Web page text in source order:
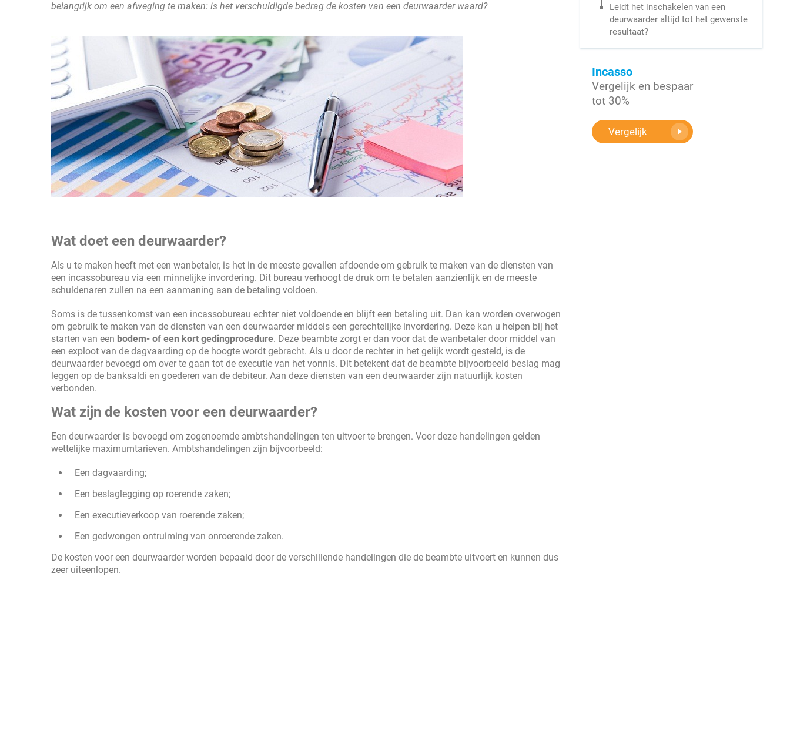
belangrijk om een afweging te maken: is het verschuldigde bedrag de kosten van een deurwaarder waard?
Wat doet een deurwaarder?
Als u te maken heeft met een wanbetaler, is het in de meeste gevallen afdoende om gebruik te maken van de diensten van
een incassobureau via een minnelijke invordering. Dit bureau verhoogt de druk om te betalen aanzienlijk en de meeste
schuldenaren zullen na een aanmaning aan de betaling voldoen.
Soms is de tussenkomst van een incassobureau echter niet voldoende en blijft een betaling uit. Dan kan worden overwogen
om gebruik te maken van de diensten van een deurwaarder middels een gerechtelijke invordering. Deze kan u helpen bij het
starten van een bodem- of een kort gedingprocedure. Deze beambte zorgt er dan voor dat de wanbetaler door middel van
een exploot van de dagvaarding op de hoogte wordt gebracht. Als u door de rechter in het gelijk wordt gesteld, is de
deurwaarder bevoegd om over te gaan tot de executie van het vonnis. Dit betekent dat de beambte bijvoorbeeld beslag mag
leggen op de banksaldi en goederen van de debiteur. Aan deze diensten van een deurwaarder zijn natuurlijk kosten
verbonden.
Wat zijn de kosten voor een deurwaarder?
Een deurwaarder is bevoegd om zogenoemde ambtshandelingen ten uitvoer te brengen. Voor deze handelingen gelden
wettelijke maximumtarieven. Ambtshandelingen zijn bijvoorbeeld:
Een dagvaarding;
Een beslaglegging op roerende zaken;
Een executieverkoop van roerende zaken;
Een gedwongen ontruiming van onroerende zaken.
De kosten voor een deurwaarder worden bepaald door de verschillende handelingen die de beambte uitvoert en kunnen dus
zeer uiteenlopen.
Leidt het inschakelen van een
deurwaarder altijd tot het gewenste
resultaat?
Incasso
Vergelijk en bespaar
tot 30%
Vergelijk